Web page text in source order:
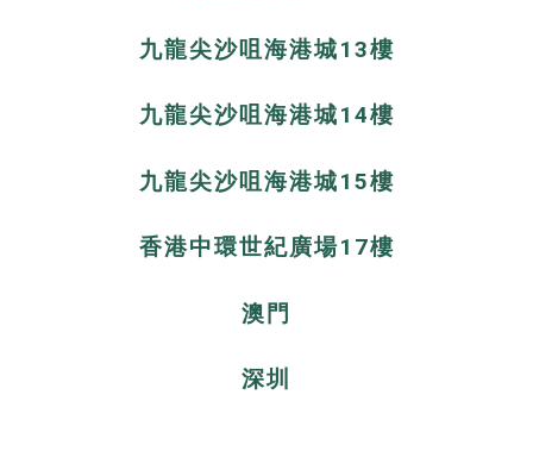
九龍尖沙咀海港城13樓
九龍尖沙咀海港城14樓
九龍尖沙咀海港城15樓
香港中環世紀廣場17樓
澳門
深圳